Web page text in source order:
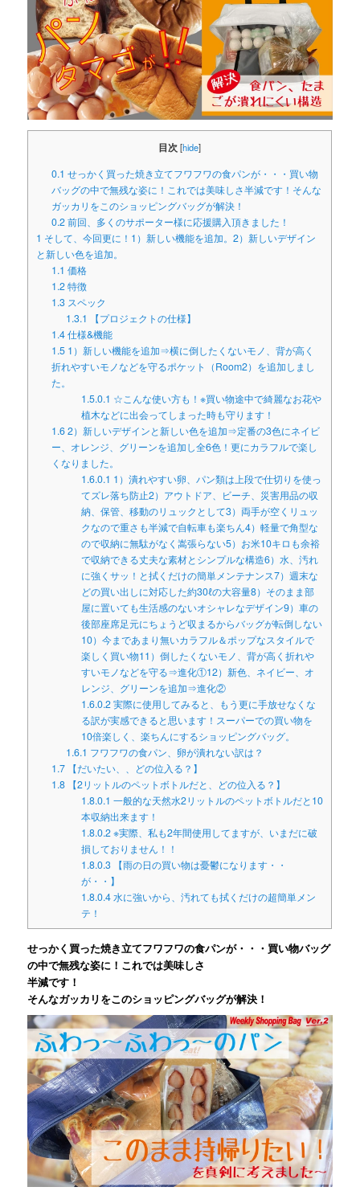
目次[hide]
0.1 せっかく買った焼き立てフワフワの食パンが・・・買い物
バッグの中で無残な姿に！これでは美味しさ半減です！そんな
ガッカリをこのショッピングバッグが解決！
0.2前回、多くのサポーター様に応援購入頂きました！
1 そして、今回更に！1）新しい機能を追加。2）新しいデザイン
と新しい色を追加。
1.1 価格
1.2特徴
1.3スペック
1.3.1
【プロジェクトの仕様】
1.4仕様&機能
1.51）新しい機能を追加⇒横に倒したくないモノ、背が高く
折れやすいモノなどを守るポケット（Room2）を追加しまし
た。
1.5.0.1 ☆こんな使い方も！※買い物途中で綺麗なお花や
植木などに出会ってしまった時も守ります！
1.62）新しいデザインと新しい色を追加⇒定番の3色にネイビ
ー、オレンジ、グリーンを追加し全6色！更にカラフルで楽し
くなりました。
1.6.0.1 1）潰れやすい卵、パン類は上段で仕切りを使っ
てズレ落ち防止2）アウトドア、ビーチ、災害用品の収
納、保管、移動のリュックとして3）両手が空くリュッ
クなので重さも半減で自転車も楽ちん4）軽量で角型な
ので収納に無駄がなく嵩張らない5）お米10キロも余裕
で収納できる丈夫な素材とシンプルな構造6）水、汚れ
に強くサッ！と拭くだけの簡単メンテナンス7）週末な
どの買い出しに対応した約30ℓの大容量8）そのまま部
屋に置いても生活感のないオシャレなデザイン9）車の
後部座席足元にちょうど収まるからバッグが転倒しない
10）今まであまり無いカラフル＆ポップなスタイルで
楽しく買い物11）倒したくないモノ、背が高く折れや
すいモノなどを守る⇒進化①12）新色、ネイビー、オ
レンジ、グリーンを追加⇒進化②
1.6.0.2実際に使用してみると、もう更に手放せなくな
る訳が実感できると思います！スーパーでの買い物を
10倍楽しく、楽ちんにするショッピングバッグ。
1.6.1 フワフワの食パン、卵が潰れない訳は？
1.7【だいたい、、どの位入る？】
1.8【2リットルのペットボトルだと、どの位入る？】
1.8.0.1 一般的な天然水2リットルのペットボトルだと10
本収納出来ます！
1.8.0.2※実際、私も2年間使用してますが、いまだに破
損しておりません！！
1.8.0.3【雨の日の買い物は憂鬱になります・・
が・・】
1.8.0.4水に強いから、汚れても拭くだけの超簡単メン
テ！
せっかく買った焼き立てフワフワの食パンが・・・買い物バッグ
の中で無残な姿に！これでは美味しさ
半減です！
そんなガッカリをこのショッピングバッグが解決！